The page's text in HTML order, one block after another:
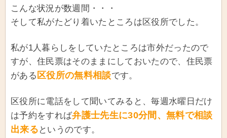
こんな状況が数週間・・・
そして私がたどり着いたところは区役所でした。
私が1人暮らしをしていたところは市外だったので
すが、住民票はそのままにしておいたので、住民票
がある 区役所の無料相談です。
区役所に電話をして聞いてみると、毎週水曜日だけ
は予約をすれば弁護士先生に30分間、無料で相談
出来る というのです。